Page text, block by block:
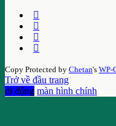
Copy Protected by Chetan's WP-
Trở về đầu trang
di động màn hình chính